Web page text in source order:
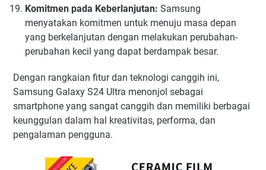
Komitmen pada Keberlanjutan: Samsung
menyatakan komitmen untuk menuju masa depan
yang berkelanjutan dengan melakukan perubahan-
perubahan kecil yang dapat berdampak besar.
Dengan rangkaian fitur dan teknologi canggih ini,
Samsung Galaxy S24 Ultra menonjol sebagai
smartphone yang sangat canggih dan memiliki berbagai
keunggulan dalam hal kreativitas, performa, dan
pengalaman pengguna.